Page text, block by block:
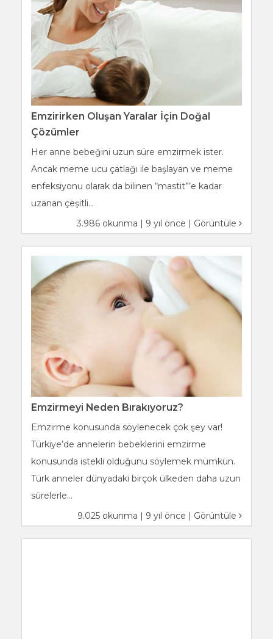
Emzirirken Oluşan Yaralar İçin Doğal
Çözümler
Her anne bebeğini uzun süre emzirmek ister.
Ancak meme ucu çatlağı ile başlayan ve meme
enfeksiyonu olarak da bilinen “mastit”’e kadar
uzanan çeşitli...
3.986 okunma | 9 yıl önce | Görüntüle
Emzirmeyi Neden Bırakıyoruz?
Emzirme konusunda söylenecek çok şey var!
Türkiye’de annelerin bebeklerini emzirme
konusunda istekli olduğunu söylemek mümkün.
Türk anneler dünyadaki birçok ülkeden daha uzun
sürelerle...
9.025 okunma | 9 yıl önce | Görüntüle